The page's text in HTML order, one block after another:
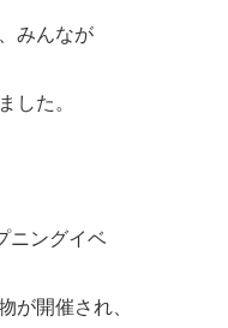
みんなが
した。
ニングイベ
が開催され、